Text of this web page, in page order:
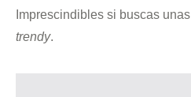
Imprescindibles si buscas unas
trendy.